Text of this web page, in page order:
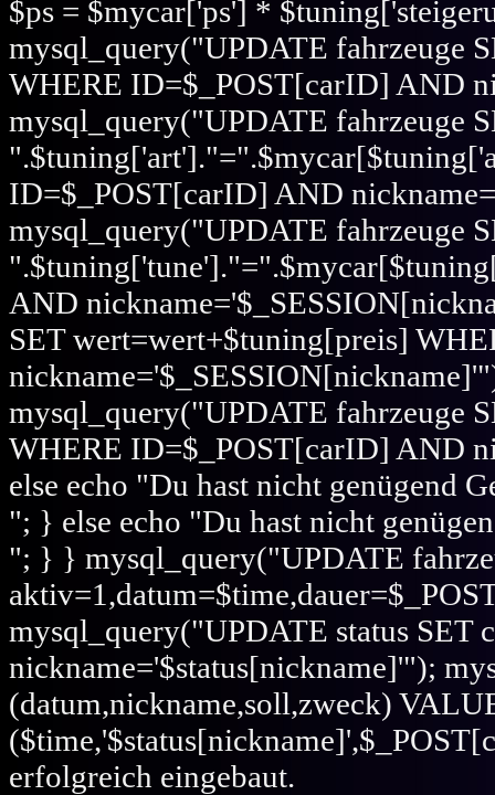
$ps = $mycar['ps'] *
mysql_query("UPDATE fahrzeuge
WHERE ID=$_POST[carID] AND
mysql_query("UPDATE fahrzeuge
ID=$_POST[carID] AND
mysql_query("UPDATE fahrzeuge
AND
SET wert=wert+$tuning[preis]
mysql_query("UPDATE fahrzeuge
WHERE ID=$_POST[carID] AND
else echo "Du hast nicht genügend
"; } else echo "Du hast nicht
"; } } mysql_query("UPDATE
mysql_query("UPDATE status SET
nickname='$status[nickname]'");
(datum,nickname,soll,zweck)
erfolgreich eingebaut.